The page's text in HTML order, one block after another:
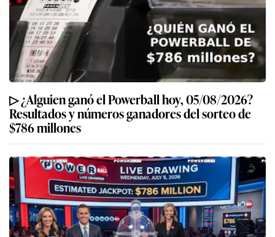
▷ ¿Alguien ganó el Powerball hoy, 05/08/2026?
Resultados y números ganadores del sorteo de
$786 millones